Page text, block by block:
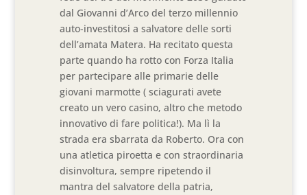
dal Giovanni d’Arco del terzo millennio
auto-investitosi a salvatore delle sorti
dell’amata Matera. Ha recitato questa
parte quando ha rotto con Forza Italia
per partecipare alle primarie delle
giovani marmotte ( sciagurati avete
creato un vero casino, altro che metodo
innovativo di fare politica!). Ma lì la
strada era sbarrata da Roberto. Ora con
una atletica piroetta e con straordinaria
disinvoltura, sempre ripetendo il
mantra del salvatore della patria,